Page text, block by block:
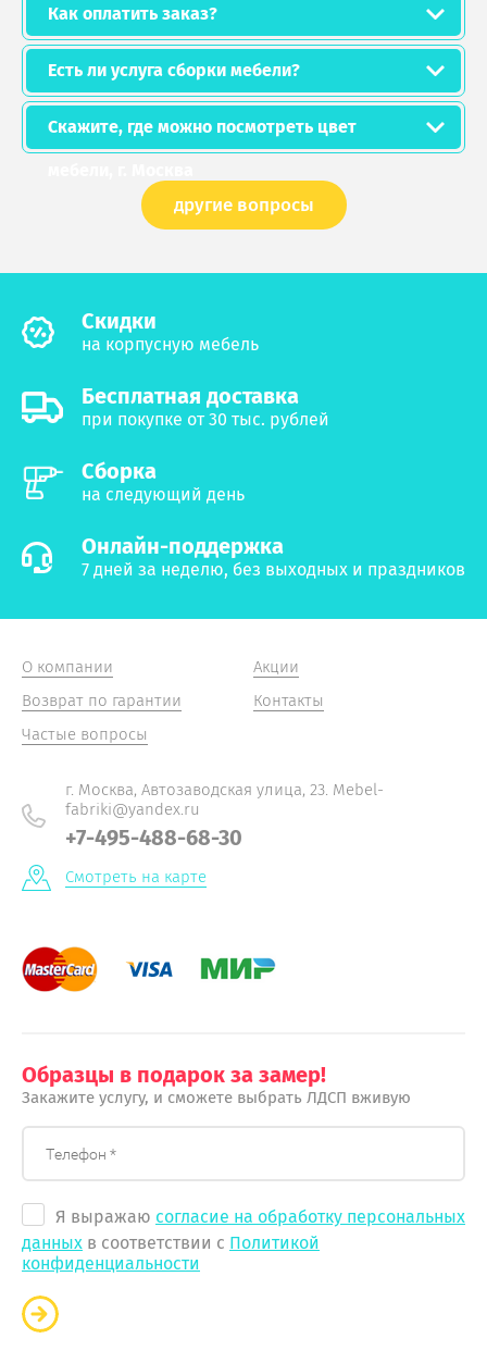
Как оплатить заказ?
Есть ли услуга сборки мебели?
Скажите, где можно посмотреть цвет
другие вопросы
Cкидки
на корпусную мебель
Бесплатная доставка
при покупке от 30 тыс. рублей
Сборка
на следующий день
Онлайн-поддержка
7 дней за неделю, без выходных и праздников
О компании
Возврат по гарантии
Частые вопросы
Акции
Контакты
г. Москва, Автозаводская улица, 23. Mebel-
fabriki@yandex.ru
+7-495-488-68-30
Смотреть на карте
Образцы в подарок за замер!
Закажите услугу, и сможете выбрать ЛДСП вживую
Я выражаю согласие на обработку персональных
данных в соответствии с Политикой
конфиденциальности